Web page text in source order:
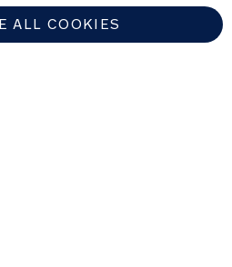
ALL COOKIES